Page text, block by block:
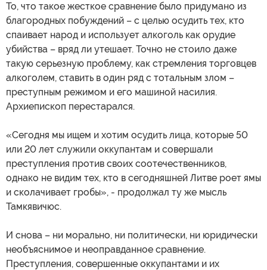
То, что такое жесткое сравнение было придумано из
благородных побуждений – с целью осудить тех, кто
спаивает народ и использует алкоголь как орудие
убийства – вряд ли утешает. Точно не стоило даже
такую серьезную проблему, как стремления торговцев
алкоголем, ставить в один ряд с тотальным злом –
преступным режимом и его машиной насилия.
Архиепископ перестарался.
«Сегодня мы ищем и хотим осудить лица, которые 50
или 20 лет служили оккупантам и совершали
преступления против своих соотечественников,
однако не видим тех, кто в сегодняшней Литве роет ямы
и сколачивает гробы», - продолжал ту же мысль
Тамкявичюс.
И снова – ни морально, ни политически, ни юридически
необъяснимое и неоправданное сравнение.
Преступления, совершенные оккупантами и их